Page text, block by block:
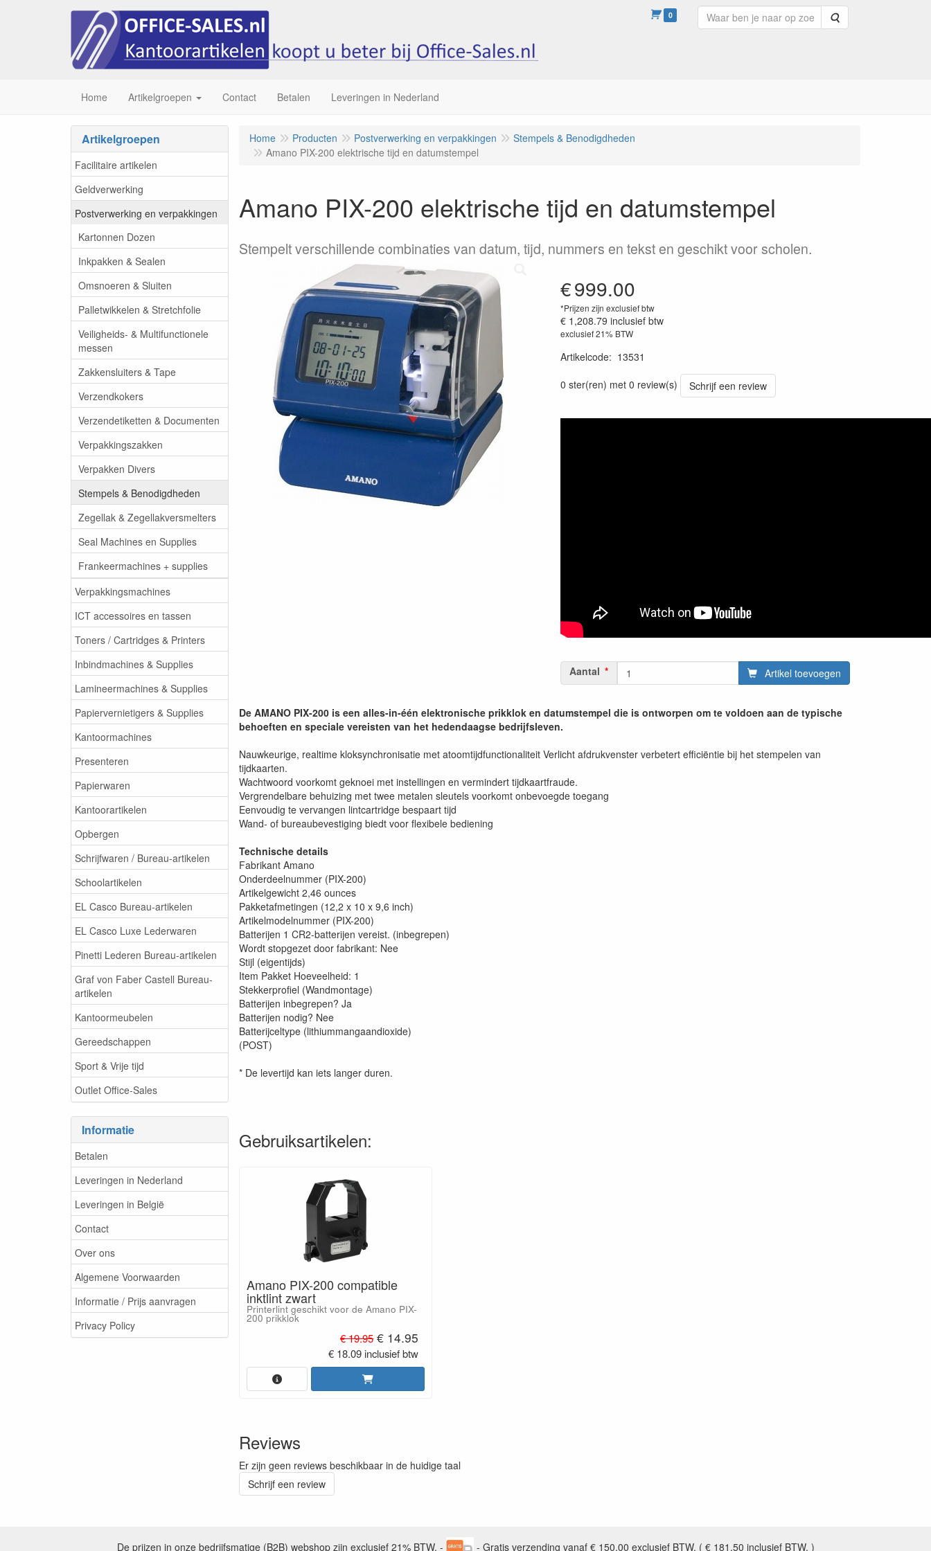
0 Zoeken
Home Artikelgroepen Contact Betalen Leveringen in Nederland
Artikelgroepen
Facilitaire artikelen
Geldverwerking
Postverwerking en verpakkingen
Kartonnen Dozen
Inkpakken & Sealen
Omsnoeren & Sluiten
Palletwikkelen & Stretchfolie
Veiligheids- & Multifunctionele
messen
Zakkensluiters & Tape
Verzendkokers
Verzendetiketten & Documenten
Verpakkingszakken
Verpakken Divers
Stempels & Benodigdheden
Zegellak & Zegellakversmelters
Seal Machines en Supplies
Frankeermachines + supplies
Verpakkingsmachines
ICT accessoires en tassen
Toners / Cartridges & Printers
Inbindmachines & Supplies
Lamineermachines & Supplies
Papiervernietigers & Supplies
Kantoormachines
Presenteren
Papierwaren
Kantoorartikelen
Opbergen
Schrijfwaren / Bureau-artikelen
Schoolartikelen
EL Casco Bureau-artikelen
EL Casco Luxe Lederwaren
Pinetti Lederen Bureau-artikelen
Graf von Faber Castell Bureau-
artikelen
Kantoormeubelen
Gereedschappen
Sport & Vrije tijd
Outlet Office-Sales
Informatie
Betalen
Leveringen in Nederland
Leveringen in België
Contact
Over ons
Algemene Voorwaarden
Informatie / Prijs aanvragen
Privacy Policy
Home Producten Postverwerking en verpakkingen
Stempels & Benodigdheden
Amano PIX-200 elektrische tijd en datumstempel
Amano PIX-200 elektrische tijd en datumstempel
Stempelt verschillende combinaties van datum, tijd, nummers en tekst en geschikt voor scholen.
€999.00
*Prijzen zijn exclusief btw
€ 1,208.79 inclusief btw
exclusief 21% BTW
Artikelcode: 13531
0 ster(ren) met 0 review(s)
Schrijf een review
Aantal Artikel toevoegen
De AMANO PIX-200 is een alles-in-één elektronische prikklok en datumstempel die is ontworpen om te voldoen aan de typische
behoeften en speciale vereisten van het hedendaagse bedrijfsleven.
Nauwkeurige, realtime kloksynchronisatie met atoomtijdfunctionaliteit Verlicht afdrukvenster verbetert efficiëntie bij het stempelen van
tijdkaarten.
Wachtwoord voorkomt geknoei met instellingen en vermindert tijdkaartfraude.
Vergrendelbare behuizing met twee metalen sleutels voorkomt onbevoegde toegang
Eenvoudig te vervangen lintcartridge bespaart tijd
Wand- of bureaubevestiging biedt voor flexibele bediening
Technische details
Fabrikant ‎Amano
Onderdeelnummer (PIX-200)
Artikelgewicht 2,46 ounces
Pakketafmetingen (12,2 x 10 x 9,6 inch)
Artikelmodelnummer (PIX-200)
Batterijen ‎1 CR2-batterijen vereist. (inbegrepen)
Wordt stopgezet door fabrikant: ‎Nee
Stijl (eigentijds)
Item Pakket Hoeveelheid: 1
Stekkerprofiel (Wandmontage)
Batterijen inbegrepen? Ja
Batterijen nodig? Nee
Batterijceltype (lithiummangaandioxide)
(POST)
* De levertijd kan iets langer duren.
Gebruiksartikelen:
Amano PIX-200 compatible
inktlint zwart
Printerlint geschikt voor de Amano PIX-
200 prikklok
€ 19.95€ 14.95
€ 18.09 inclusief btw
Reviews
Er zijn geen reviews beschikbaar in de huidige taal
Schrijf een review
De prijzen in onze bedrijfsmatige (B2B) webshop zijn exclusief 21% BTW. - - Gratis verzending vanaf € 150,00 exclusief BTW. ( € 181,50 inclusief BTW. )